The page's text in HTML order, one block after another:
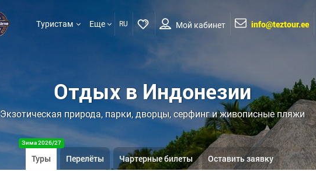
Туристам Еще RU Мой кабинет info@teztour.ee
Отдых в Индонезии
Экзотическая природа, парки, дворцы, серфинг и живописные пляжи
Туры
Зима 2026/27
Перелёты Чартерные билеты Оставить заявку